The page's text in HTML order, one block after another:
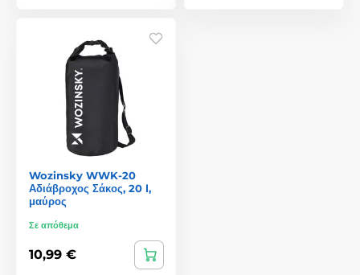
Wozinsky WWK-20
Αδιάβροχος Σάκος, 20 l,
μαύρος
Σε απόθεμα
10,99 €